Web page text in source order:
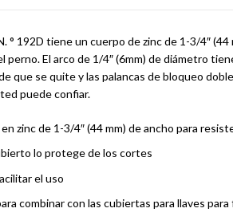
° 192D tiene un cuerpo de zinc de 1-3/4″
El arco de 1/4″ (6mm) de diámetro
que se quite y las palancas de bloqueo
puede confiar.
zinc de 1-3/4″ (44 mm) de ancho para
lo protege de los cortes
el uso
combinar con las cubiertas para llaves